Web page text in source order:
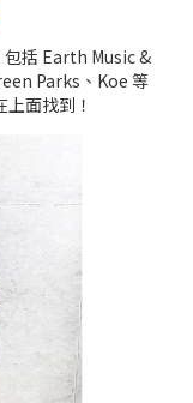
括 Earth Music &
Parks、Koe 等
面找到！